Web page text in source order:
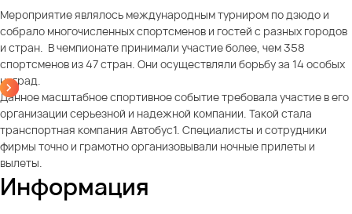
Мероприятие являлось международным турниром по дзюдо и
собрало многочисленных спортсменов и гостей с разных городов
и стран. В чемпионате принимали участие более, чем 358
спортсменов из 47 стран. Они осуществляли борьбу за 14 особых
наград.
Данное масштабное спортивное событие требовала участие в его
организации серьезной и надежной компании. Такой стала
транспортная компания Автобус1. Специалисты и сотрудники
фирмы точно и грамотно организовывали ночные прилеты и
вылеты.
Информация